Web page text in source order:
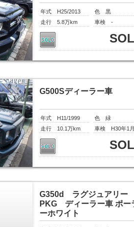
年式 H25/2013
走行 5.8万km
色 黒
車検 -
G500Sディーラー車
年式 H11/1999
走行 10.1万km
色 緑
車検 H30年1
G350d ラグジュアリー
PKG ディーラー車 ポー
ーホワイト